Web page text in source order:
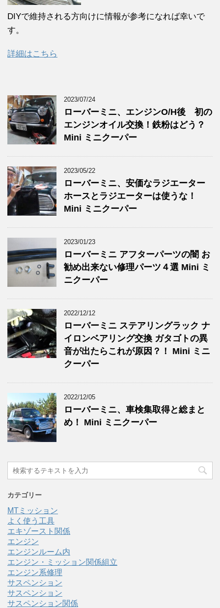
DIYで維持される方向けに情報が参考になれば幸いで
す。
詳細はこちら
2023/07/24
ローバーミニ、エンジンO/H後 初の
エンジンオイル交換！鉄粉はどう？
Mini ミニクーパー
2023/05/22
ローバーミニ、安価なラジエーター
ホースとラジエーターは使うな！
Mini ミニクーパー
2023/01/23
ローバーミニ アフターパーツの闇 お
勧め出来ない修理パーツ４選 Mini ミ
ニクーパー
2022/12/12
ローバーミニ ステアリングラック ナ
イロンベアリング交換 ガタゴトの異
音が出たらこれが原因？！ Mini ミニ
クーパー
2022/12/05
ローバーミニ、車検集取得と総まと
め！ Mini ミニクーパー
カテゴリー
MTミッション
よく使う工具
エキゾースト関係
エンジン
エンジンルーム内
エンジン・ミッション関係組立
エンジン系修理
サスペンション
サスペンション
サスペンション関係